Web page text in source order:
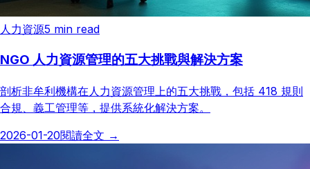
人力資源5 min read
NGO 人力資源管理的五大挑戰與解決方案
剖析非牟利機構在人力資源管理上的五大挑戰，包括 418 規則
合規、義工管理等，提供系統化解決方案。
2026-01-20閱讀全文 →